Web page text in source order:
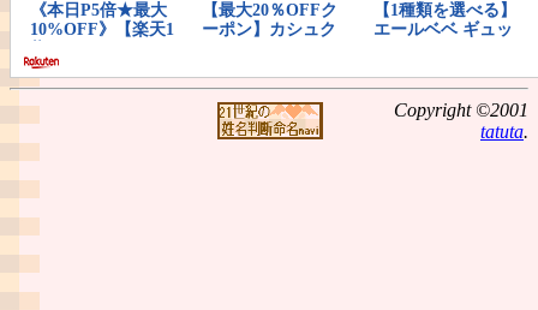
Copyright ©2001
tatuta.